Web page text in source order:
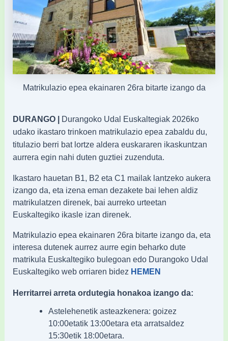
Matrikulazio epea ekainaren 26ra bitarte izango da
DURANGO |
Durangoko Udal Euskaltegiak 2026ko
udako ikastaro trinkoen matrikulazio epea zabaldu du,
titulazio berri bat lortze aldera euskararen ikaskuntzan
aurrera egin nahi duten guztiei zuzenduta.
Ikastaro hauetan B1, B2 eta C1 mailak lantzeko aukera
izango da, eta izena eman dezakete bai lehen aldiz
matrikulatzen direnek, bai aurreko urteetan
Euskaltegiko ikasle izan direnek.
Matrikulazio epea ekainaren 26ra bitarte izango da, eta
interesa dutenek aurrez aurre egin beharko dute
matrikula Euskaltegiko bulegoan edo Durangoko Udal
Euskaltegiko web orriaren bidez HEMEN
Herritarrei arreta ordutegia honakoa izango da:
Astelehenetik asteazkenera: goizez
10:00etatik 13:00etara eta arratsaldez
15:30etik 18:00etara.